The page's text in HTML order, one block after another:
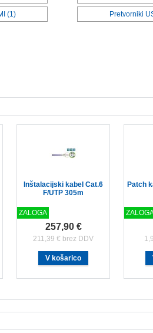
(1) Pretvorniki
Inštalacijski kabel Cat.6
F/UTP 305m
ZALOGA
257,90 €
211,39 € brez DDV
Patch